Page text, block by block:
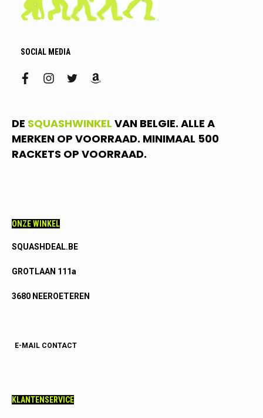
SOCIAL MEDIA
facebookinstagram
twitteramazon
DE SQUASHWINKEL VAN BELGIE. ALLE A
MERKEN OP VOORRAAD. MINIMAAL 500
RACKETS OP VOORRAAD.
ONZE WINKEL
SQUASHDEAL.BE
GROTLAAN 111a
3680 NEEROETEREN
E-MAIL CONTACT
KLANTENSERVICE